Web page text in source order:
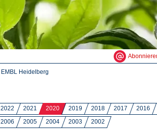
EMBL Heidelberg
2022 2021 2020 2019 2018 2017 2016
2006 2005 2004 2003 2002